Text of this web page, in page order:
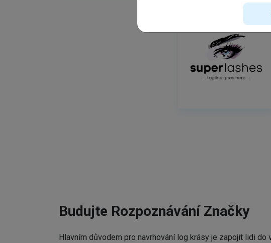
Budujte Rozpoznávání Značky
Hlavním důvodem pro navrhování log krásy je zapojit lidi do